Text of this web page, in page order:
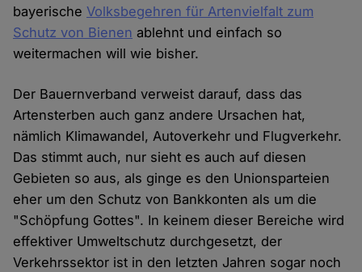
bayerischeVolksbegehren für Artenvielfalt zum
Schutz von Bienen ablehnt und einfach so
weitermachen will wie bisher.
Der Bauernverband verweist darauf, dass das
Artensterben auch ganz andere Ursachen hat,
nämlich Klimawandel, Autoverkehr und Flugverkehr.
Das stimmt auch, nur sieht es auch auf diesen
Gebieten so aus, als ginge es den Unionsparteien
eher um den Schutz von Bankkonten als um die
"Schöpfung Gottes". In keinem dieser Bereiche wird
effektiver Umweltschutz durchgesetzt, der
Verkehrssektor ist in den letzten Jahren sogar noch